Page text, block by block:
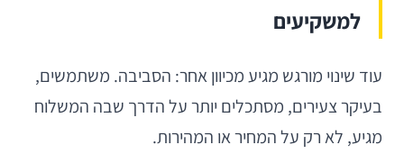
למשקיעים
עוד שינוי מורגש מגיע מכיוון אחר: הסביבה. משתמשים,
בעיקר צעירים, מסתכלים יותר על הדרך שבה המשלוח
מגיע, לא רק על המחיר או המהירות.